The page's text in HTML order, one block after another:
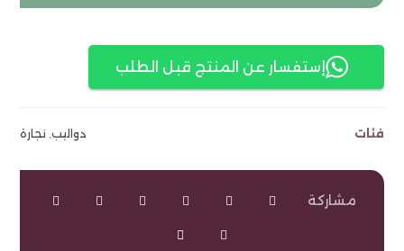
إستفسار عن المنتج قبل الطلب
فئات دواليب, نجارة